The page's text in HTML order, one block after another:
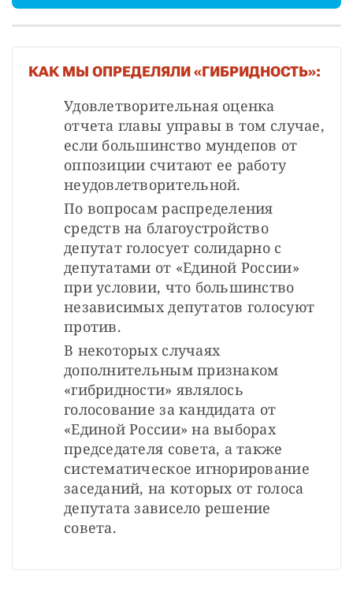
КАК МЫ ОПРЕДЕЛЯЛИ «ГИБРИДНОСТЬ»:
Удовлетворительная оценка
отчета главы управы в том случае,
если большинство мундепов от
оппозиции считают ее работу
неудовлетворительной.
По вопросам распределения
средств на благоустройство
депутат голосует солидарно с
депутатами от «Единой России»
при условии, что большинство
независимых депутатов голосуют
против.
В некоторых случаях
дополнительным признаком
«гибридности» являлось
голосование за кандидата от
«Единой России» на выборах
председателя совета, а также
систематическое игнорирование
заседаний, на которых от голоса
депутата зависело решение
совета.